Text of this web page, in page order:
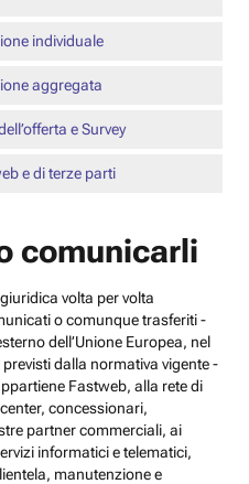
individuale
aggregata
e Survey
e di terze parti
comunicarli
volta per volta
o comunque trasferiti -
dell’Unione Europea, nel
dalla normativa vigente -
Fastweb, alla rete di
concessionari,
partner commerciali, ai
informatici e telematici,
manutenzione e